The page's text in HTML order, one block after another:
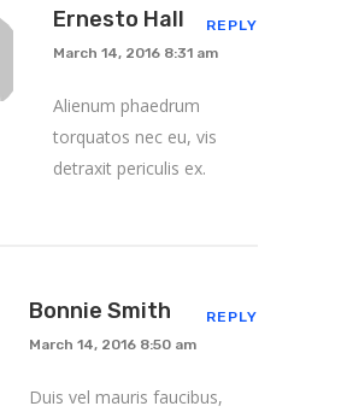
Ernesto Hall
REPLY
March 14, 2016 8:31 am
Alienum phaedrum
torquatos nec eu, vis
detraxit periculis ex.
Bonnie Smith
REPLY
March 14, 2016 8:50 am
Duis vel mauris faucibus,